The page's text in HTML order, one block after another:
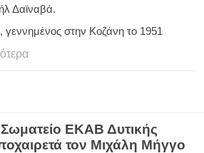
Δαϊναβά.
στην Κοζάνη το 1951
ΕΚΑΒ Δυτικής
τον Μιχάλη Μήγγο